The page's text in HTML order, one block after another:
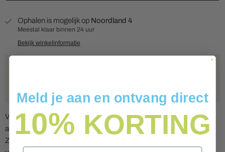
Ophalen is mogelijk op Noordland 4
Meestal klaar binnen 24 uur
Bekijk winkelinformatie
Verwijdert micro algen en reststoffen van medicaties, welke het
aquariumwater troebel maakt en verkleurt.
Zo krijgt men een kristal helder water, zonder de pH waarde te
Meld je aan en ontvang direct
10% KORTING
Email